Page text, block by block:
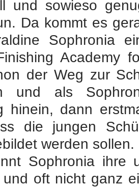
und sowieso
Da kommt es
Sophronia
Academy
der Weg zur
und als
hinein, dann
die jungen
werden sollen.
Sophronia ihre
und oft nicht ganz